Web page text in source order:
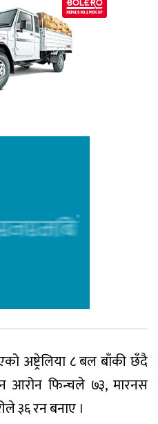
अष्ट्रेलिया ८ बल बाँकी छँदै
आरोन फिन्चले ७३, मारनस
३६ रन बनाए ।